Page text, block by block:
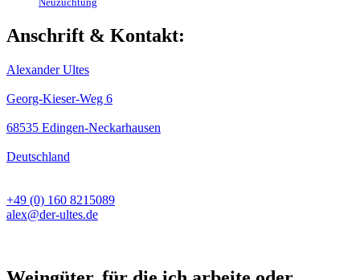
Neuzüchtung
Anschrift & Kontakt:
Alexander Ultes
Georg-Kieser-Weg 6
68535 Edingen-Neckarhausen
Deutschland
+49 (0) 160 8215089
alex@der-ultes.de